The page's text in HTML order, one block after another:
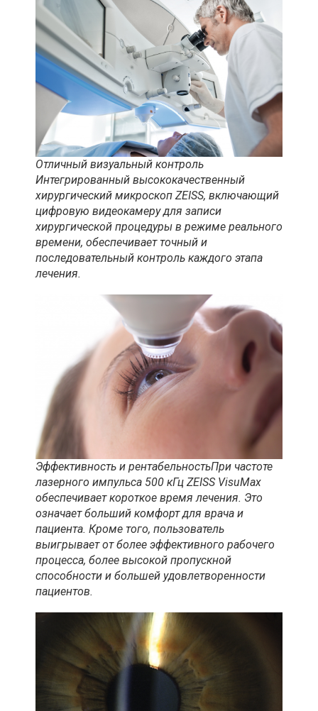
Отличный визуальный контроль
Интегрированный высококачественный
хирургический микроскоп ZEISS, включающий
цифровую видеокамеру для записи
хирургической процедуры в режиме реального
времени, обеспечивает точный и
последовательный контроль каждого этапа
лечения.
Эффективность и рентабельностьПри частоте
лазерного импульса 500 кГц ZEISS VisuMax
обеспечивает короткое время лечения. Это
означает больший комфорт для врача и
пациента. Кроме того, пользователь
выигрывает от более эффективного рабочего
процесса, более высокой пропускной
способности и большей удовлетворенности
пациентов.